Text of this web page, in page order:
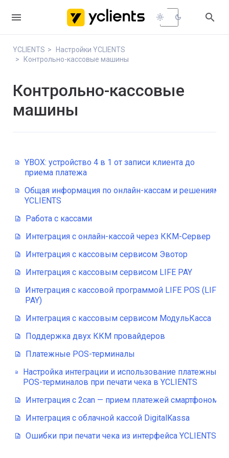
 light_mode dark_mode 
YCLIENTS
Настройки YCLIENTS
Контрольно-кассовые машины
Контрольно-кассовые
машины
YBOX: устройство 4 в 1 от записи клиента до
приема платежа
Общая информация по онлайн-кассам и решениям
YCLIENTS
Работа с кассами
Интеграция с онлайн-кассой через ККМ-Сервер
Интеграция с кассовым сервисом Эвотор
Интеграция с кассовым сервисом LIFE PAY
Интеграция с кассовой программой LIFE POS (LIFE
PAY)
Интеграция с кассовым сервисом МодульКасса
Поддержка двух ККМ провайдеров
Платежные POS-терминалы
Настройка интеграции и использование платежных
POS-терминалов при печати чека в YCLIENTS
Интеграция с 2can — прием платежей смартфоном
Интеграция с облачной кассой DigitalKassa
Ошибки при печати чека из интерфейса YCLIENTS